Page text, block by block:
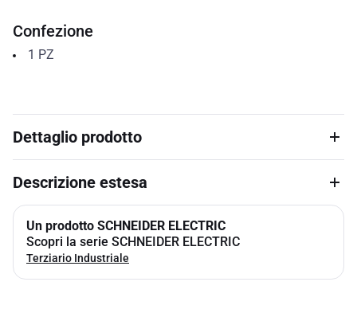
Confezione
1 PZ
Dettaglio prodotto
Descrizione estesa
Un prodotto SCHNEIDER ELECTRIC
Scopri la serie SCHNEIDER ELECTRIC
Terziario Industriale